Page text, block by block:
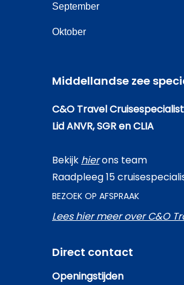
September
Oktober
Middellandse zee
C&O Travel Cruisespecialist
Lid ANVR, SGR en CLIA
Bekijk hierons team
Raadpleeg 15
BEZOEK OP AFSPRAAK
Lees hier meer over C&O
Direct contact
Openingstijden